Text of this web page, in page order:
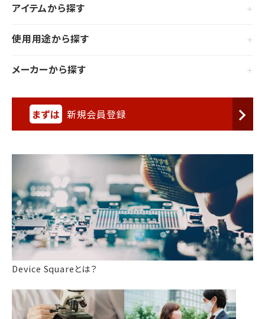
アイテムから探す
使用用途から探す
メーカーから探す
まずは 新規会員登録
Device Squareとは？